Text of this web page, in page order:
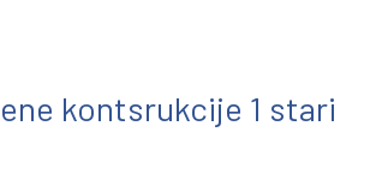
kontsrukcije 1 stari